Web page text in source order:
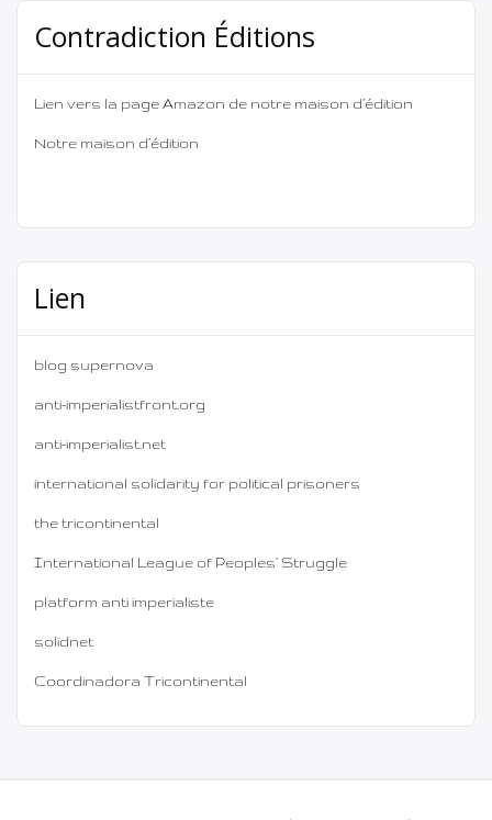
Contradiction Éditions
Lien vers la page Amazon de notre maison d’édition
Notre maison d’édition
Lien
blog supernova
anti-imperialistfront.org
anti-imperialist.net
international solidarity for political prisoners
the tricontinental
International League of Peoples’ Struggle
platform anti imperialiste
solidnet
Coordinadora Tricontinental